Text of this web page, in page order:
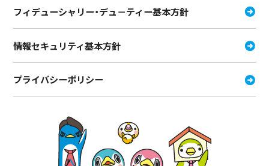
フィデューシャリー・デュ－ティー基本方針
情報セキュリティ基本方針
プライバシーポリシー